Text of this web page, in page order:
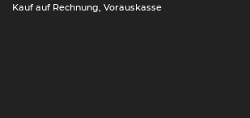
Kauf auf Rechnung, Vorauskasse